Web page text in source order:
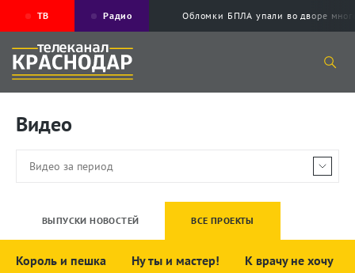
ТВ Радио Обломки БПЛА упали во дворе
Видео
ВЫПУСКИ НОВОСТЕЙ ВСЕ ПРОЕКТЫ
Король и пешка Ну ты и мастер! К врачу не хочу